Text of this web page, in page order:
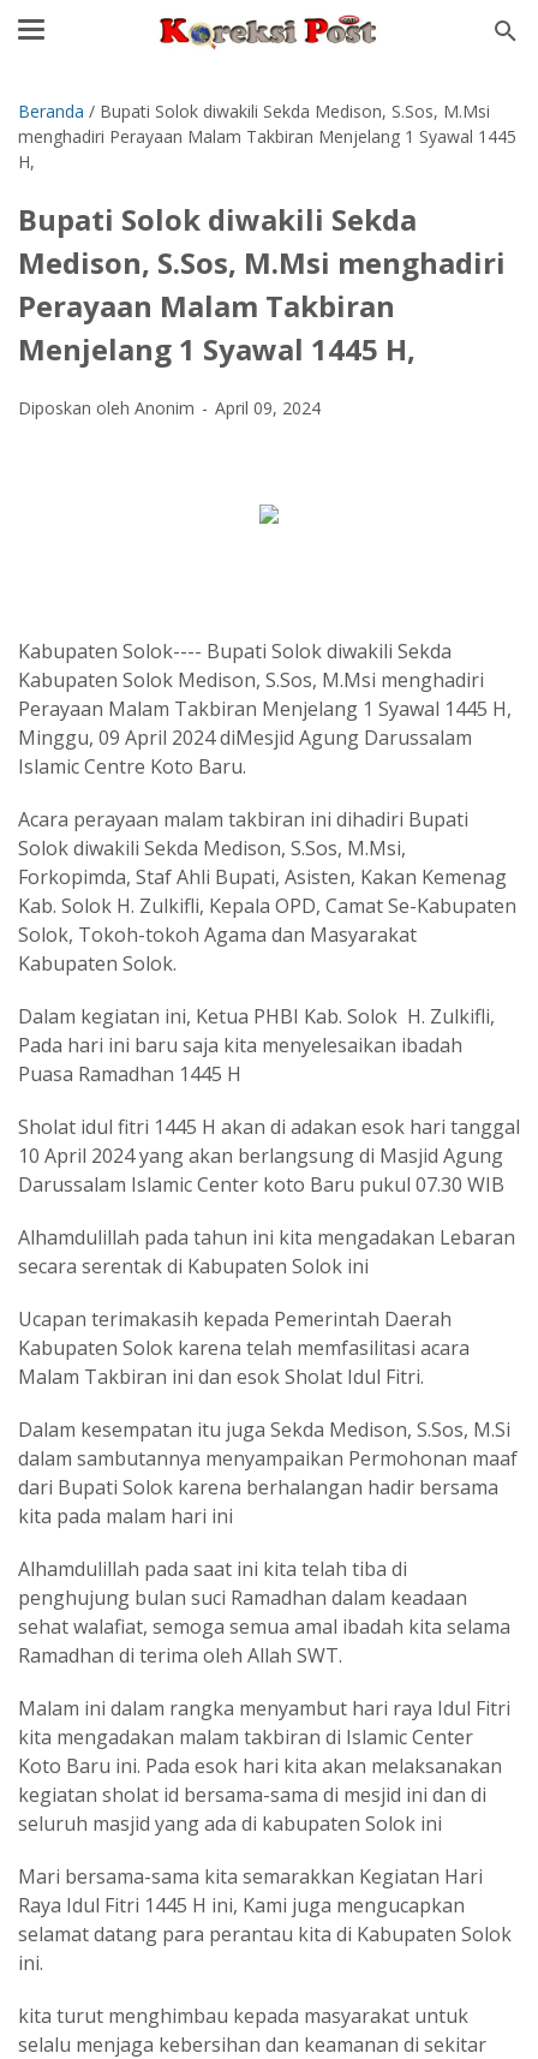
Beranda / Bupati Solok diwakili Sekda Medison, S.Sos, M.Msi
menghadiri Perayaan Malam Takbiran Menjelang 1 Syawal 1445
H,
Bupati Solok diwakili Sekda
Medison, S.Sos, M.Msi menghadiri
Perayaan Malam Takbiran
Menjelang 1 Syawal 1445 H,
Diposkan oleh Anonim April 09, 2024
Kabupaten Solok---- Bupati Solok diwakili Sekda
Kabupaten Solok Medison, S.Sos, M.Msi menghadiri
Perayaan Malam Takbiran Menjelang 1 Syawal 1445 H,
Minggu, 09 April 2024 diMesjid Agung Darussalam
Islamic Centre Koto Baru.
Acara perayaan malam takbiran ini dihadiri Bupati
Solok diwakili Sekda Medison, S.Sos, M.Msi,
Forkopimda, Staf Ahli Bupati, Asisten, Kakan Kemenag
Kab. Solok H. Zulkifli, Kepala OPD, Camat Se-Kabupaten
Solok, Tokoh-tokoh Agama dan Masyarakat
Kabupaten Solok.
Dalam kegiatan ini, Ketua PHBI Kab. Solok H. Zulkifli,
Pada hari ini baru saja kita menyelesaikan ibadah
Puasa Ramadhan 1445 H
Sholat idul fitri 1445 H akan di adakan esok hari tanggal
10 April 2024 yang akan berlangsung di Masjid Agung
Darussalam Islamic Center koto Baru pukul 07.30 WIB
Alhamdulillah pada tahun ini kita mengadakan Lebaran
secara serentak di Kabupaten Solok ini
Ucapan terimakasih kepada Pemerintah Daerah
Kabupaten Solok karena telah memfasilitasi acara
Malam Takbiran ini dan esok Sholat Idul Fitri.
Dalam kesempatan itu juga Sekda Medison, S.Sos, M.Si
dalam sambutannya menyampaikan Permohonan maaf
dari Bupati Solok karena berhalangan hadir bersama
kita pada malam hari ini
Alhamdulillah pada saat ini kita telah tiba di
penghujung bulan suci Ramadhan dalam keadaan
sehat walafiat, semoga semua amal ibadah kita selama
Ramadhan di terima oleh Allah SWT.
Malam ini dalam rangka menyambut hari raya Idul Fitri
kita mengadakan malam takbiran di Islamic Center
Koto Baru ini. Pada esok hari kita akan melaksanakan
kegiatan sholat id bersama-sama di mesjid ini dan di
seluruh masjid yang ada di kabupaten Solok ini
Mari bersama-sama kita semarakkan Kegiatan Hari
Raya Idul Fitri 1445 H ini, Kami juga mengucapkan
selamat datang para perantau kita di Kabupaten Solok
ini.
kita turut menghimbau kepada masyarakat untuk
selalu menjaga kebersihan dan keamanan di sekitar